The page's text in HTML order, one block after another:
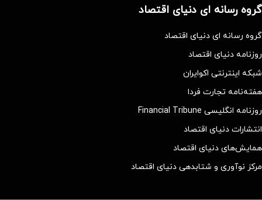
گروه رسانه ای دنیای اقتصاد
گروه رسانه ای دنیای اقتصاد
روزنامه دنیای اقتصاد
شبکه اینترنتی اکوایران
هفته‌نامه تجارت فردا
روزنامه انگلیسی Financial Tribune
انتشارات دنیای اقتصاد
همایش‌های دنیای اقتصاد
مرکز نوآوری و شتابدهی دنیای اقتصاد